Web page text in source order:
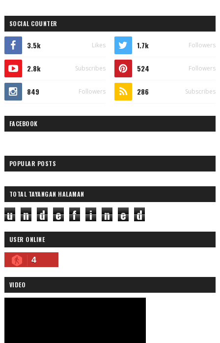
SOCIAL COUNTER
3.5k Likes 1.7k Followers
2.8k Subscribes 524 Followers
849 Followers 286 Subscribes
FACEBOOK
POPULAR POSTS
TOTAL TAYANGAN HALAMAN
u n d e f i n e d
USER ONLINE
4
VIDEO